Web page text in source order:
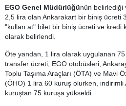
EGO Genel Müdürlüğünün belirlediği
2,5 lira olan Ankarakart bir biniş ücreti
"kullan at" bilet bir biniş ücreti ve kredi
olarak belirlendi.
Öte yandan, 1 lira olarak uygulanan
transfer ücreti, EGO otobüsleri,
Toplu Taşıma Araçları (ÖTA) ve Mavi
(ÖHO) 1 lira 60 kuruş olurken,
kuruştan 75 kuruşa yükseldi.